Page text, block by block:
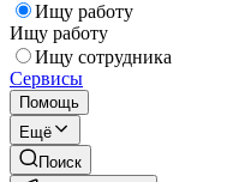
Ищу работу
Ищу работу
Ищу сотрудника
Сервисы
Помощь
Ещё
Поиск